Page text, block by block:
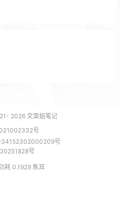
2026文案姐笔记
号
34152302000209号
号
耗 0.1929 焦耳